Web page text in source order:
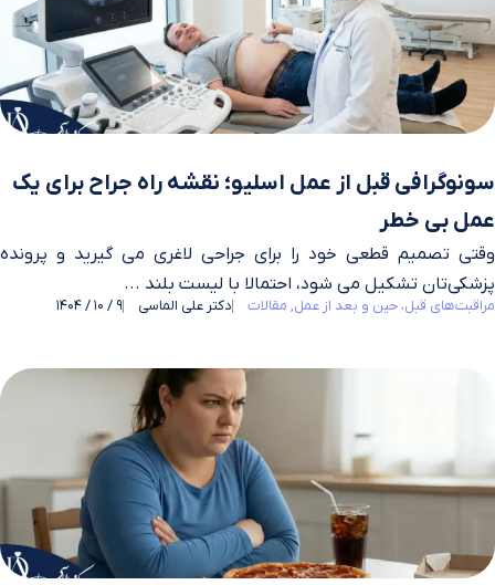
سونوگرافی قبل از عمل اسلیو؛ نقشه راه جراح برای یک
عمل بی‌ خطر
وقتی تصمیم قطعی خود را برای جراحی لاغری می‌ گیرید و پرونده
پزشکی‌تان تشکیل می‌ شود، احتمالا با لیست بلند ...
مراقبت‌های قبل، حین و بعد از عمل مقالات دکتر علی الماسی 9 / 10 / 1404